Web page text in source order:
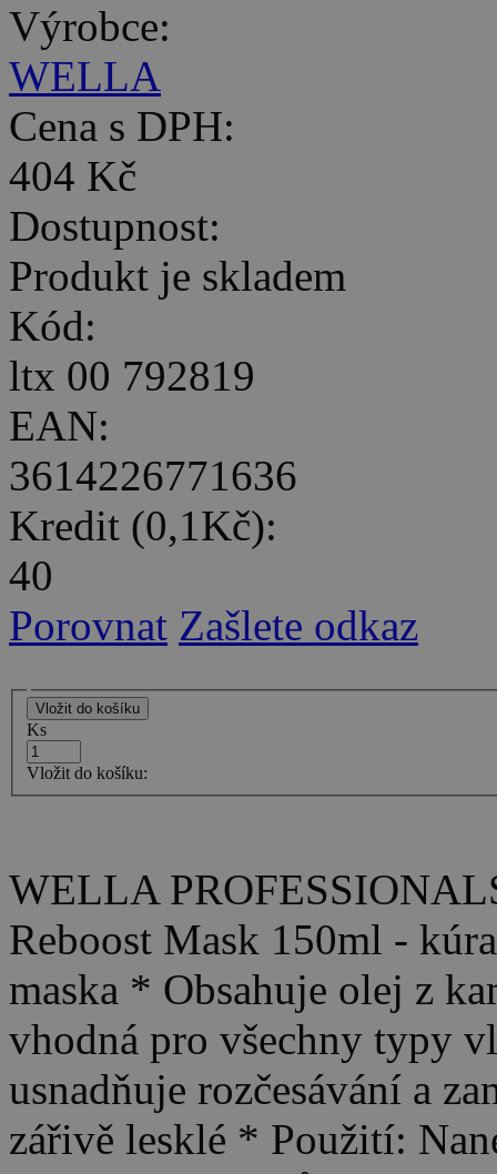
Výrobce:
WELLA
Cena s DPH:
404 Kč
Dostupnost:
Produkt je skladem
Kód:
ltx 00 792819
EAN:
3614226771636
Kredit (0,1Kč):
40
Porovnat Zašlete odkaz
Ks
Vložit do košíku:
WELLA
Reboost Mask 150ml -
maska * Obsahuje olej z
vhodná pro všechny typy
usnadňuje rozčesávání a
zářivě lesklé * Použití: